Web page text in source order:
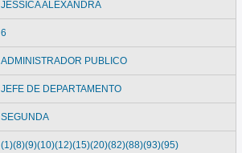
JESSICA ALEXANDRA
6
ADMINISTRADOR PUBLICO
JEFE DE DEPARTAMENTO
SEGUNDA
(1)(8)(9)(10)(12)(15)(20)(82)(88)(93)(95)